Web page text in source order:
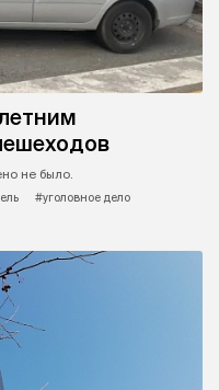
не было.
#уголовное дело